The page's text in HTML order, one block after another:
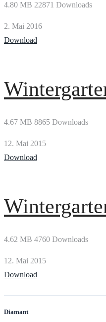
4.80 MB 22871 Downloads
2. Mai 2016
Download
4.67 MB 8865 Downloads
12. Mai 2015
Download
4.62 MB 4760 Downloads
12. Mai 2015
Download
Diamant